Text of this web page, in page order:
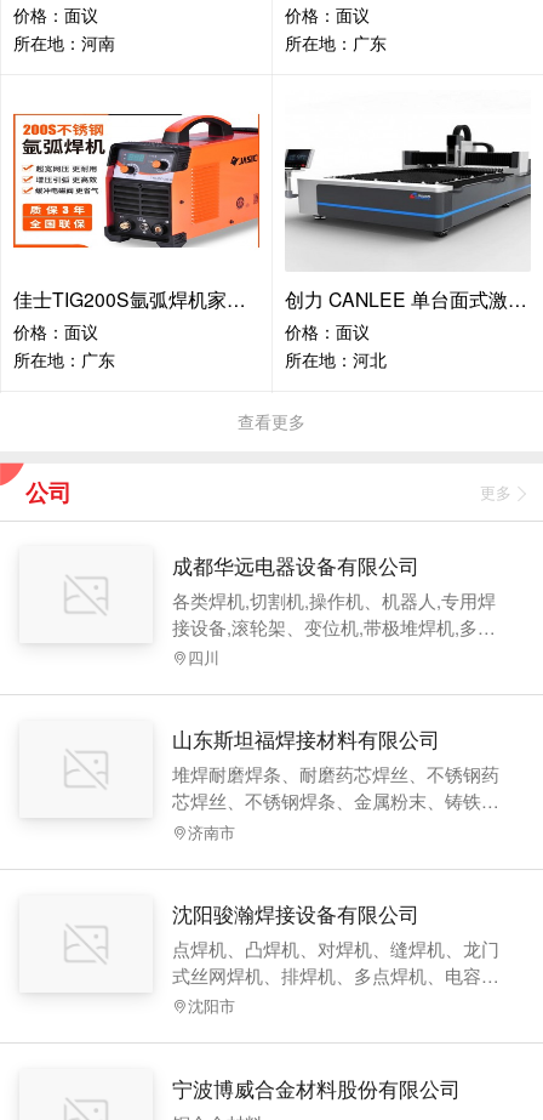
价格：面议
所在地：河南
价格：面议
所在地：广东
佳士TIG200S氩弧焊机家用220V便携式多功能
价格：面议
所在地：广东
创力 CANLEE 单台面式激光切割机
价格：面议
所在地：河北
查看更多
公司 更多
成都华远电器设备有限公司
各类焊机,切割机,操作机、机器人,专用焊
接设备,滚轮架、变位机,带极堆焊机,多功
能碳弧气刨机
四川
山东斯坦福焊接材料有限公司
堆焊耐磨焊条、耐磨药芯焊丝、不锈钢药
芯焊丝、不锈钢焊条、金属粉末、铸铁焊
条、砖机配件等特种焊接材料。
济南市
沈阳骏瀚焊接设备有限公司
点焊机、凸焊机、对焊机、缝焊机、龙门
式丝网焊机、排焊机、多点焊机、电容储
能点焊机、散热片闪光对焊机、中频逆变
沈阳市
宁波博威合金材料股份有限公司